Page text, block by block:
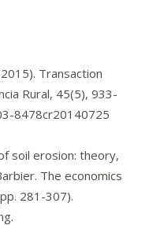
Transaction
Rural, 45(5), 933-
8478cr20140725
soil erosion: theory,
The economics
281-307).